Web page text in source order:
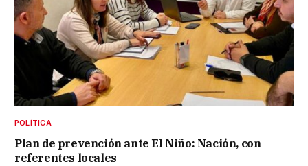
POLÍTICA
Plan de prevención ante El Niño: Nación, con
referentes locales